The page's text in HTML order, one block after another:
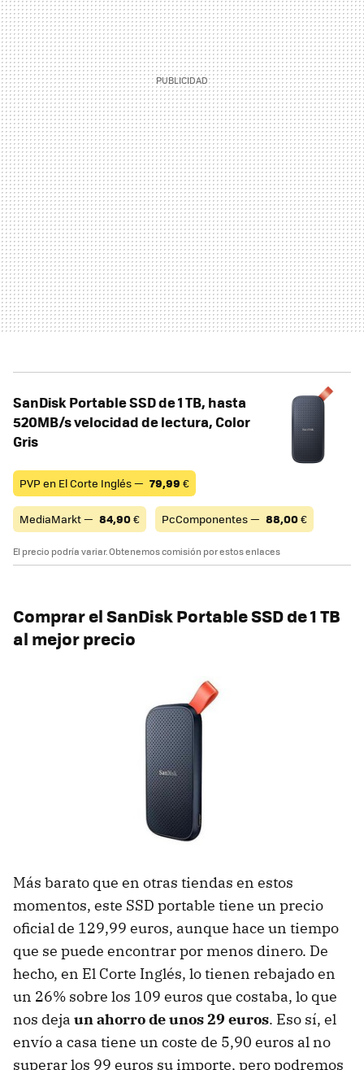
SanDisk Portable SSD de 1 TB, hasta
520MB/s velocidad de lectura, Color
Gris
PVP en El Corte Inglés — 79,99 €
MediaMarkt — 84,90€ PcComponentes — 88,00€
El precio podría variar. Obtenemos comisión por estos enlaces
Comprar el SanDisk Portable SSD de 1 TB
al mejor precio
Más barato que en otras tiendas en estos
momentos, este SSD portable tiene un precio
oficial de 129,99 euros, aunque hace un tiempo
que se puede encontrar por menos dinero. De
hecho, en El Corte Inglés, lo tienen rebajado en
un 26% sobre los 109 euros que costaba, lo que
nos deja un ahorro de unos 29 euros. Eso sí, el
envío a casa tiene un coste de 5,90 euros al no
superar los 99 euros su importe, pero podremos